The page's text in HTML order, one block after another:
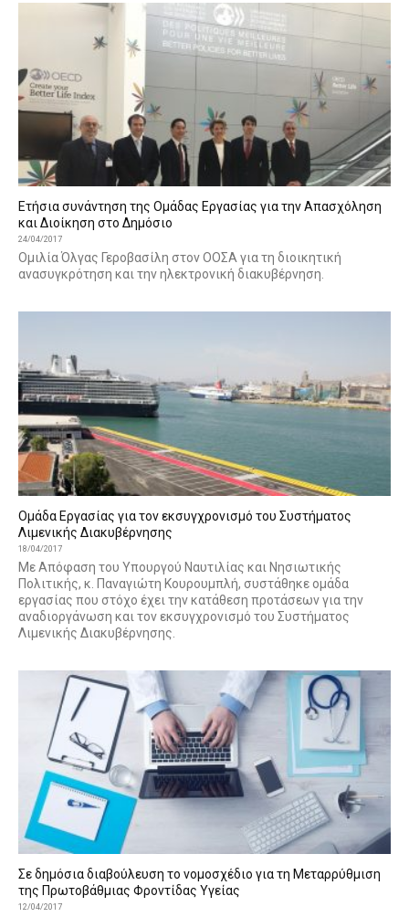
Ετήσια συνάντηση της Ομάδας Εργασίας για την Απασχόληση
και Διοίκηση στο Δημόσιο
24/04/2017
Ομιλία Όλγας Γεροβασίλη στον ΟΟΣΑ για τη διοικητική
ανασυγκρότηση και την ηλεκτρονική διακυβέρνηση.
Ομάδα Εργασίας για τον εκσυγχρονισμό του Συστήματος
Λιμενικής Διακυβέρνησης
18/04/2017
Με Απόφαση του Υπουργού Ναυτιλίας και Νησιωτικής
Πολιτικής, κ. Παναγιώτη Κουρουμπλή, συστάθηκε ομάδα
εργασίας που στόχο έχει την κατάθεση προτάσεων για την
αναδιοργάνωση και τον εκσυγχρονισμό του Συστήματος
Λιμενικής Διακυβέρνησης.
Σε δημόσια διαβούλευση το νομοσχέδιο για τη Μεταρρύθμιση
της Πρωτοβάθμιας Φροντίδας Υγείας
12/04/2017